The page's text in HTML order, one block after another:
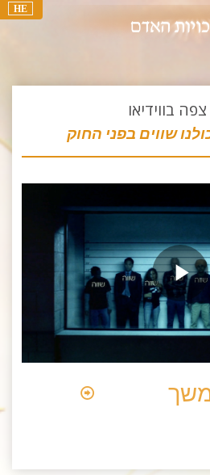
HE
צפה בווידיאו
שווים בפני החוק
Play
Video